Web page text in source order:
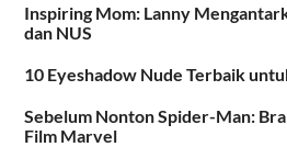
Inspiring Mom: Lanny
dan NUS
10 Eyeshadow Nude Terbaik
Sebelum Nonton Spider-Man:
Film Marvel